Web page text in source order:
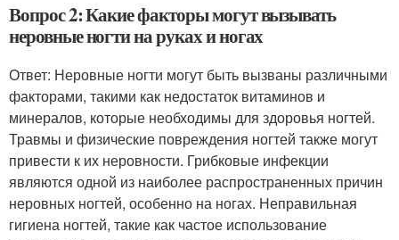
Вопрос 2: Какие факторы могут вызывать
неровные ногти на руках и ногах
Ответ: Неровные ногти могут быть вызваны различными
факторами, такими как недостаток витаминов и
минералов, которые необходимы для здоровья ногтей.
Травмы и физические повреждения ногтей также могут
привести к их неровности. Грибковые инфекции
являются одной из наиболее распространенных причин
неровных ногтей, особенно на ногах. Неправильная
гигиена ногтей, такие как частое использование